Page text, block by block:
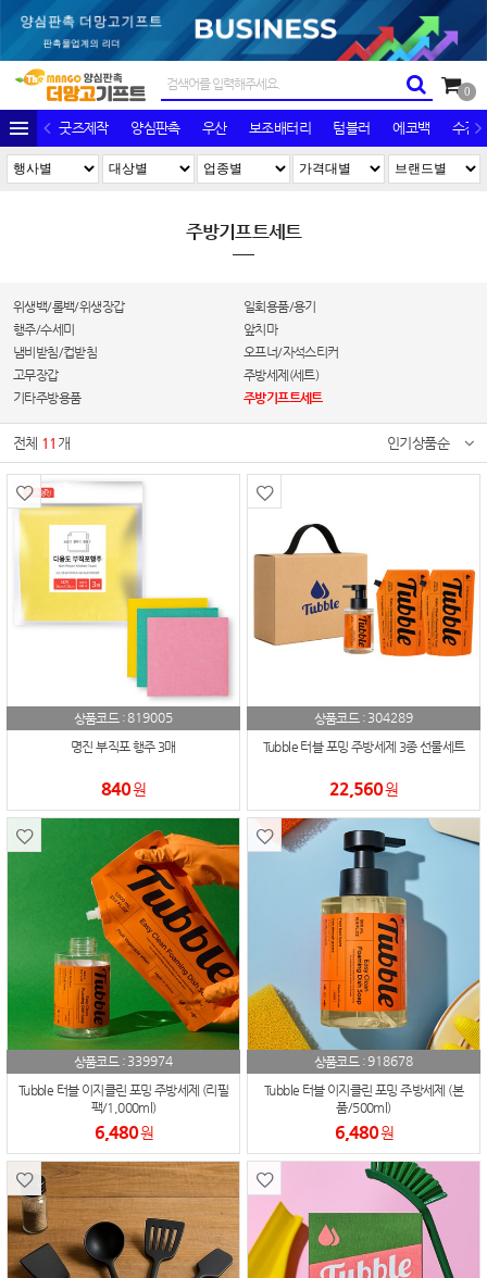
0
굿즈제작 양심판촉 우산 보조배터리 텀블러 에코백 수건/
주방기프트세트
위생백/롤백/위생장갑
일회용품/용기
행주/수세미
앞치마
냄비받침/컵받침
오프너/자석스티커
고무장갑
주방세제(세트)
기타주방용품
주방기프트세트
전체 11 개 인기상품순
상품코드 :819005
명진 부직포 행주 3매
840원
상품코드 : 304289
Tubble 터블 포밍 주방세제 3종 선물세트
22,560원
상품코드 : 339974
Tubble 터블 이지클린 포밍 주방세제 (리필
팩/1,000ml)
6,480원
상품코드 :918678
Tubble 터블 이지클린 포밍 주방세제 (본
품/500ml)
6,480원